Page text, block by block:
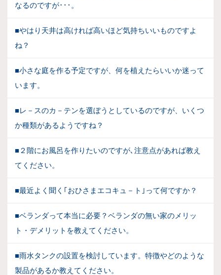
なるのですが･･･。
■やはり天井は高ければ高いほど気持ちいいものですよ
ね？
■小さな庭を作る予定ですが、何を植えたらいいか迷って
います。
■レ－スのカ－テンを選ぼうとしているのですが、いくつ
か種類があるようですね？
■２階にお風呂を作りたいのですが､注意点があれば教え
てください。
■最近よく聞く｢おひさまエコキュ－ト｣って何ですか？
■ベランダって本当に必要？ベランダの無い家のメリッ
ト・デメリットを教えてください。
■雨水タンクの設置を検討しています。特徴やどのような
製品があるか教えてください。